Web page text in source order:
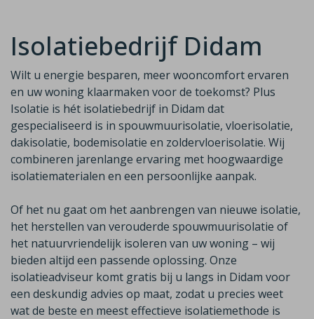
Isolatiebedrijf Didam
Wilt u energie besparen, meer wooncomfort ervaren
en uw woning klaarmaken voor de toekomst? Plus
Isolatie is hét isolatiebedrijf in Didam dat
gespecialiseerd is in spouwmuurisolatie, vloerisolatie,
dakisolatie, bodemisolatie en zoldervloerisolatie. Wij
combineren jarenlange ervaring met hoogwaardige
isolatiematerialen en een persoonlijke aanpak.
Of het nu gaat om het aanbrengen van nieuwe isolatie,
het herstellen van verouderde spouwmuurisolatie of
het natuurvriendelijk isoleren van uw woning – wij
bieden altijd een passende oplossing. Onze
isolatieadviseur komt gratis bij u langs in Didam voor
een deskundig advies op maat, zodat u precies weet
wat de beste en meest effectieve isolatiemethode is